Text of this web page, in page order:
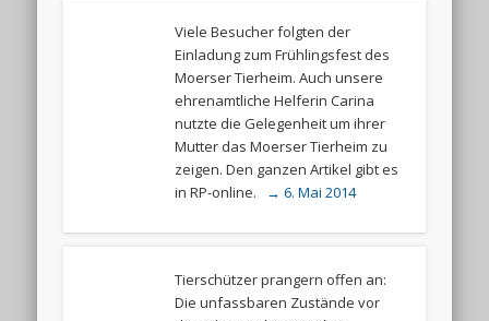
Viele Besucher folgten der
Einladung zum Frühlingsfest des
Moerser Tierheim. Auch unsere
ehrenamtliche Helferin Carina
nutzte die Gelegenheit um ihrer
Mutter das Moerser Tierheim zu
zeigen. Den ganzen Artikel gibt es
in RP-online. → 6. Mai 2014
Tierschützer prangern offen an:
Die unfassbaren Zustände vor